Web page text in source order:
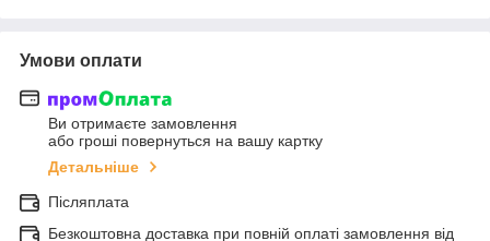
Умови оплати
Ви отримаєте замовлення
або гроші повернуться на вашу картку
Детальніше
Післяплата
Безкоштовна доставка при повній оплаті замовлення від